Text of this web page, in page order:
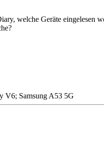
welche Geräte
V6; Samsung A53 5G